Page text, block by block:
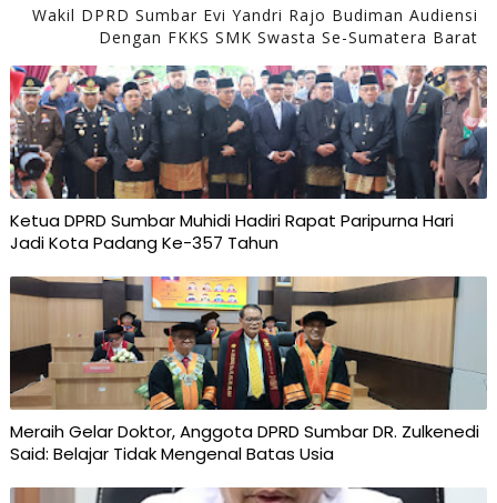
Wakil DPRD Sumbar Evi Yandri Rajo Budiman Audiensi
Dengan FKKS SMK Swasta Se-Sumatera Barat
Ketua DPRD Sumbar Muhidi Hadiri Rapat Paripurna Hari
Jadi Kota Padang Ke-357 Tahun
Meraih Gelar Doktor, Anggota DPRD Sumbar DR. Zulkenedi
Said: Belajar Tidak Mengenal Batas Usia